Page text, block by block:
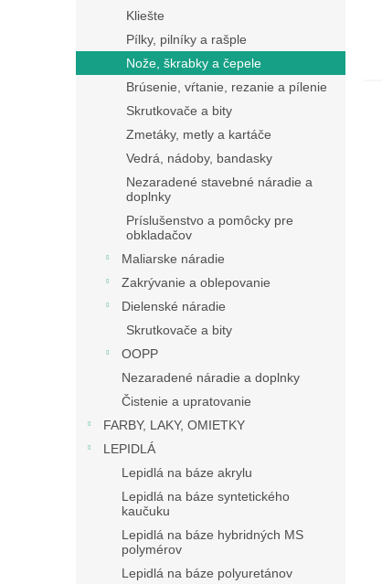
Kliešte
Pílky, pilníky a rašple
Nože, škrabky a čepele
Brúsenie, vŕtanie, rezanie a pílenie
Skrutkovače a bity
Zmetáky, metly a kartáče
Vedrá, nádoby, bandasky
Nezaradené stavebné náradie a
doplnky
Príslušenstvo a pomôcky pre
obkladačov
Maliarske náradie
Zakrývanie a oblepovanie
Dielenské náradie
Skrutkovače a bity
OOPP
Nezaradené náradie a doplnky
Čistenie a upratovanie
FARBY, LAKY, OMIETKY
LEPIDLÁ
Lepidlá na báze akrylu
Lepidlá na báze syntetického
kaučuku
Lepidlá na báze hybridných MS
polymérov
Lepidlá na báze polyuretánov